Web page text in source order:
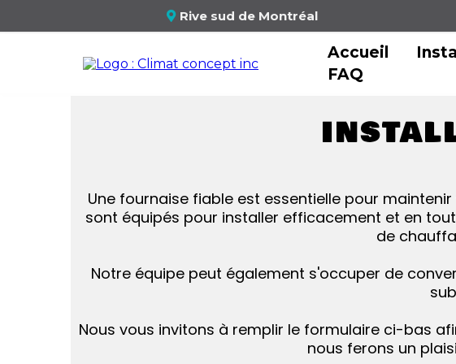
Rive sud de Montréal
Accueil
FAQ
Une fournaise fiable est essentielle pour
sont équipés pour installer efficacement et en
de
Notre équipe peut également s'occuper de
Nous vous invitons à remplir le formulaire ci-bas
nous ferons un